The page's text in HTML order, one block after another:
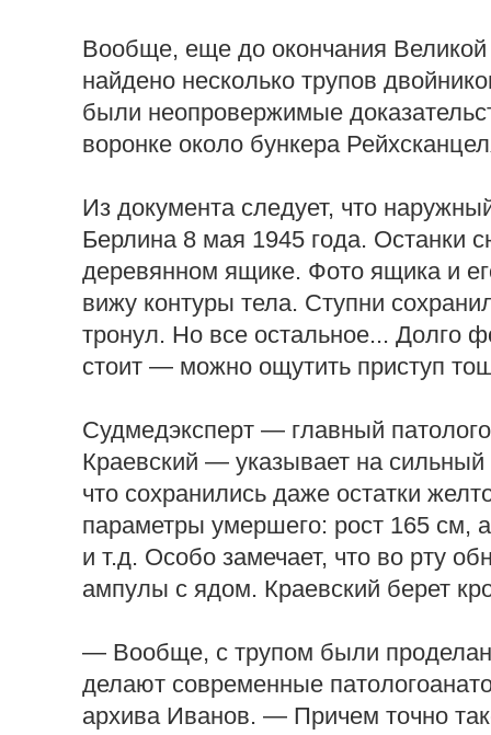
Вообще, еще до окончания
найдено несколько трупов
были неопровержимые
воронке около бункера
Из документа следует, что
Берлина 8 мая 1945 года. Останки
деревянном ящике. Фото ящика и
вижу контуры тела. Ступни
тронул. Но все остальное... Долго
стоит — можно ощутить приступ
Судмедэксперт — главный
Краевский — указывает на сильный
что сохранились даже остатки
параметры умершего: рост 165 см,
и т.д. Особо замечает, что во рту
ампулы с ядом. Краевский берет
— Вообще, с трупом были
делают современные
архива Иванов. — Причем точно